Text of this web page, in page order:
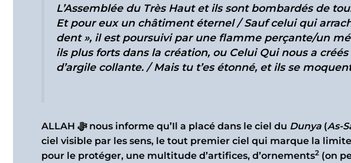
L’Assemblée du Très Haut et ils sont bombardés de
Et pour eux un châtiment éternel / Sauf celui qui
dent », il est poursuivi par une flamme perçante/un
ils plus forts dans la création, ou Celui Qui nous a créés
d’argile collante. / Mais tu t’es étonné, et ils se
ALLAH ﷻ nous informe qu’Il a placé dans le ciel du Dunya (As-
ciel visible par les sens, le tout premier ciel qui marque la
pour le protéger, une multitude d’artifices, d’ornements2 (on